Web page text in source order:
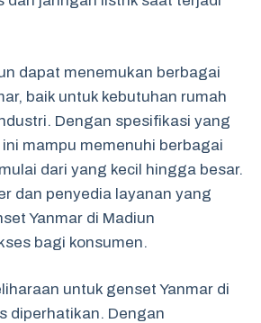
dapat menemukan berbagai
baik untuk kebutuhan rumah
Dengan spesifikasi yang
mampu memenuhi berbagai
dari yang kecil hingga besar.
dan penyedia layanan yang
Yanmar di Madiun
bagi konsumen.
untuk genset Yanmar di
diperhatikan. Dengan